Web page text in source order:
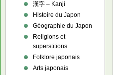
漢字 – Kanji
Histoire du Japon
Géographie du Japon
Religions et
superstitions
Folklore japonais
Arts japonais